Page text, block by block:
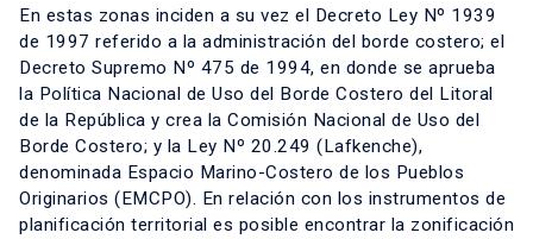
En estas zonas inciden a su vez el Decreto Ley Nº 1939
de 1997 referido a la administración del borde costero; el
Decreto Supremo Nº 475 de 1994, en donde se aprueba
la Política Nacional de Uso del Borde Costero del Litoral
de la República y crea la Comisión Nacional de Uso del
Borde Costero; y la Ley Nº 20.249 (Lafkenche),
denominada Espacio Marino-Costero de los Pueblos
Originarios (EMCPO). En relación con los instrumentos de
planificación territorial es posible encontrar la zonificación